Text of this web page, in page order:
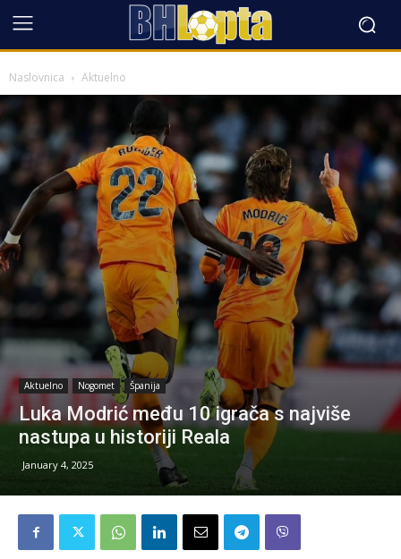
Naslovnica Aktuelno
Aktuelno Nogomet Španija
Luka Modrić među 10 igrača s najviše
nastupa u historiji Reala
January 4, 2025